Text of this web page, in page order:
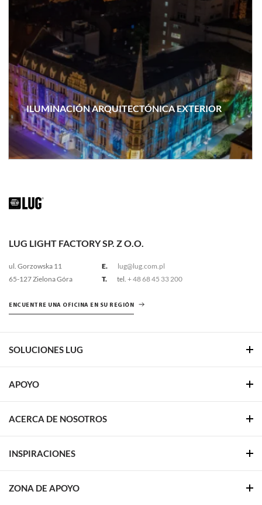
ILUMINACIÓN ARQUITECTÓNICA EXTERIOR
LUG LIGHT FACTORY SP. Z O.O.
ul. Gorzowska 11
65-127 Zielona Góra
E.
lug@lug.com.pl
T.
tel. + 48 68 45 33 200
ENCUENTRE UNA OFICINA EN SU REGIÓN
SOLUCIONES LUG
APOYO
ACERCA DE NOSOTROS
INSPIRACIONES
ZONA DE APOYO